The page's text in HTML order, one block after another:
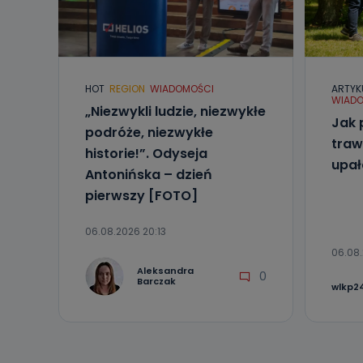
Telewizja
19 nie
Co
Po
Telewizji
19 dostępu
ich
sprzeciwu
Jakie
Państwa (lub
HOT REGION WIADOMOŚCI
„Niezwykli ludzie, niezwykłe
podróże, niezwykłe
historie!”. Odyseja
Antonińska – dzień
pierwszy [FOTO]
06.08.2026 20:13
Aleksandra
Barczak
0
Jak